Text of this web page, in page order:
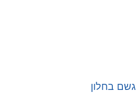
גשם בחלון